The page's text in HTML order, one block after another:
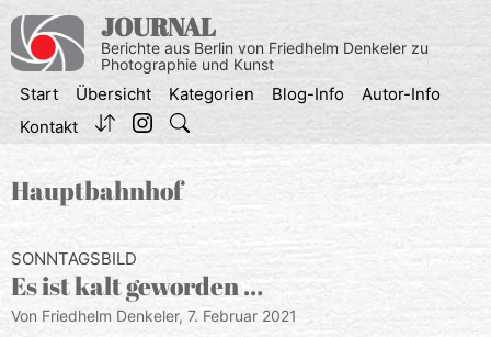
Inhalt
springen
JOURNAL
Berichte aus Berlin von Friedhelm Denkeler zu
Photographie und Kunst
Start Übersicht Kategorien Blog-Info
Autor-Info
Kontakt
Hauptbahnhof
SONNTAGSBILD
Es ist kalt geworden …
Von Friedhelm Denkeler, 7. Februar 2021